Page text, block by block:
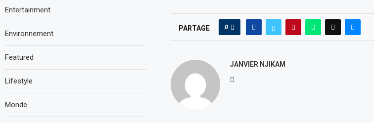
PARTAGE 0
JANVIER NJIKAM
Entertainment
Environnement
Featured
Lifestyle
Monde